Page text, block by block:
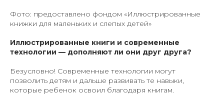
Фото: предоставлено фондом «Иллюстрированные
книжки для маленьких и слепых детей»
Иллюстрированные книги и современные
технологии — дополняют ли они друг друга?
Безусловно! Современные технологии могут
позволить детям и дальше развивать те навыки,
которые ребенок освоил благодаря книгам.